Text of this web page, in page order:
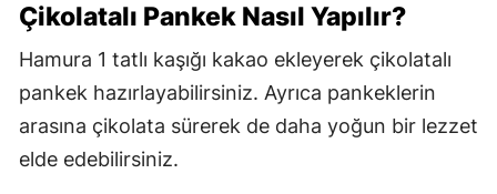
Çikolatalı Pankek Nasıl Yapılır?
Hamura 1 tatlı kaşığı kakao ekleyerek çikolatalı
pankek hazırlayabilirsiniz. Ayrıca pankeklerin
arasına çikolata sürerek de daha yoğun bir lezzet
elde edebilirsiniz.